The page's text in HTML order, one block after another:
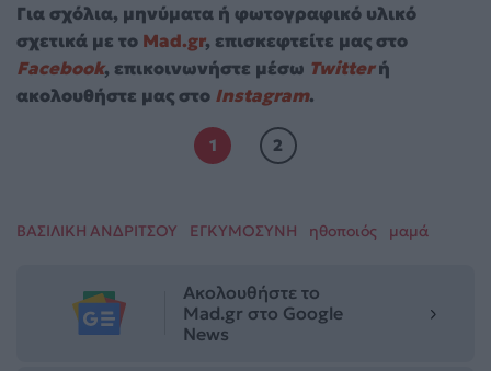
Για σχόλια, μηνύματα ή φωτογραφικό υλικό
σχετικά με το Mad.gr, επισκεφτείτε μας στο
Facebook, επικοινωνήστε μέσω Twitterή
ακολουθήστε μας στο Instagram.
1 2
ΒΑΣΙΛΙΚΗ ΑΝΔΡΙΤΣΟΥ ΕΓΚΥΜΟΣΥΝΗ ηθοποιός μαμά
Ακολουθήστε το
Mad.gr στο Google
News